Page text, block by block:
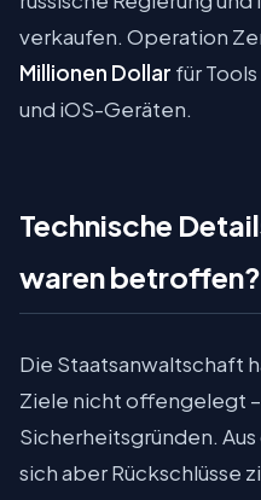
verkaufen. Operation
Millionen Dollar für
und iOS-Geräten.
Technische
waren betroffen?
Die Staatsanwaltschaft
Ziele nicht offengelegt
Sicherheitsgründen.
sich aber Rückschlüsse